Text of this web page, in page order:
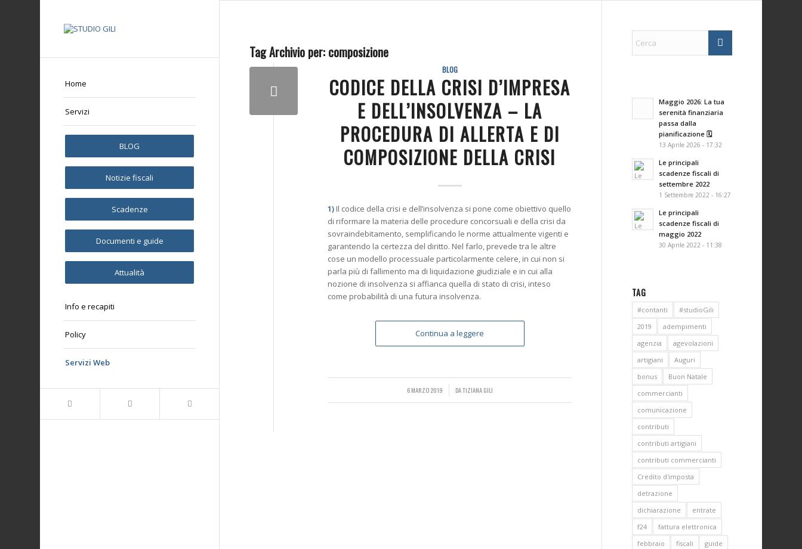
Home
Servizi
BLOG
Notizie fiscali
Scadenze
Documenti e guide
Attualità
Info e recapiti
Policy
Servizi Web
Tag Archivio per: composizione
BLOG
CODICE DELLA CRISI D’IMPRESA
E DELL’INSOLVENZA – LA
PROCEDURA DI ALLERTA E DI
COMPOSIZIONE DELLA CRISI
1) Il codice della crisi e dell’insolvenza si pone come obiettivo quello
di riformare la materia delle procedure concorsuali e della crisi da
sovraindebitamento, semplificando le norme attualmente vigenti e
garantendo la certezza del diritto. Nel farlo, prevede tra le altre
cose un modello processuale particolarmente celere, in cui non si
parla più di fallimento ma di liquidazione giudiziale e in cui alla
nozione di insolvenza si affianca quella di stato di crisi, inteso
come probabilità di una futura insolvenza.
Continua a leggere
6 MARZO 2019
/ DATIZIANA GILI
Maggio 2026: La tua
serenità finanziaria
passa dalla
pianificazione 🗓️
13 Aprile 2026 - 17:32
Le principali
scadenze fiscali di
settembre 2022
1 Settembre 2022 - 16:27
Le principali
scadenze fiscali di
maggio 2022
30 Aprile 2022 - 11:38
TAG
#contanti
#studioGili
2019
adempimenti
agenzia
agevolazioni
artigiani
Auguri
bonus
Buon Natale
commercianti
comunicazione
contributi
contributi artigiani
contributi commercianti
Credito d'imposta
detrazione
dichiarazione
entrate
f24
fattura elettronica
febbraio
fiscali
guide